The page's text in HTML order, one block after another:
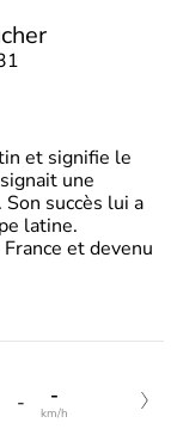
et signifie le
une
Son succès lui a
latine.
et devenu
- -
km/h